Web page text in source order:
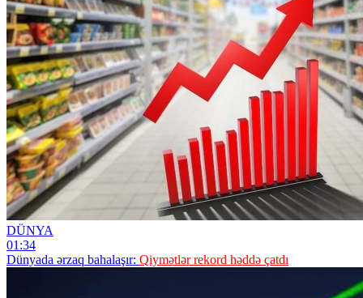
DÜNYA
01:34
Dünyada ərzaq bahalaşır: Qiymətlər rekord həddə çatdı